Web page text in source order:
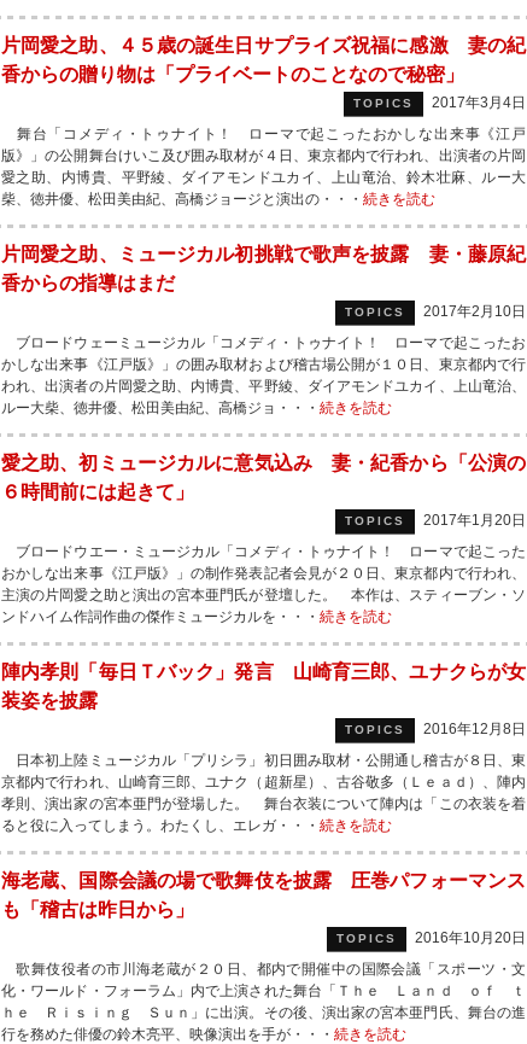
片岡愛之助、４５歳の誕生日サプライズ祝福に感激 妻の紀
香からの贈り物は「プライベートのことなので秘密」
TOPICS
2017年3月4日
舞台「コメディ・トゥナイト！ ローマで起こったおかしな出来事《江戸
版》」の公開舞台けいこ及び囲み取材が４日、東京都内で行われ、出演者の片岡
愛之助、内博貴、平野綾、ダイアモンドユカイ、上山竜治、鈴木壮麻、ルー大
柴、徳井優、松田美由紀、高橋ジョージと演出の・・・ 続きを読む
片岡愛之助、ミュージカル初挑戦で歌声を披露 妻・藤原紀
香からの指導はまだ
TOPICS
2017年2月10日
ブロードウェーミュージカル「コメディ・トゥナイト！ ローマで起こったお
かしな出来事《江戸版》」の囲み取材および稽古場公開が１０日、東京都内で行
われ、出演者の片岡愛之助、内博貴、平野綾、ダイアモンドユカイ、上山竜治、
ルー大柴、徳井優、松田美由紀、高橋ジョ・・・ 続きを読む
愛之助、初ミュージカルに意気込み 妻・紀香から「公演の
６時間前には起きて」
TOPICS
2017年1月20日
ブロードウエー・ミュージカル「コメディ・トゥナイト！ ローマで起こった
おかしな出来事《江戸版》」の制作発表記者会見が２０日、東京都内で行われ、
主演の片岡愛之助と演出の宮本亜門氏が登壇した。 本作は、スティーブン・ソ
ンドハイム作詞作曲の傑作ミュージカルを・・・ 続きを読む
陣内孝則「毎日Ｔバック」発言 山崎育三郎、ユナクらが女
装姿を披露
TOPICS
2016年12月8日
日本初上陸ミュージカル「プリシラ」初日囲み取材・公開通し稽古が８日、東
京都内で行われ、山崎育三郎、ユナク（超新星）、古谷敬多（Ｌｅａｄ）、陣内
孝則、演出家の宮本亜門が登場した。 舞台衣装について陣内は「この衣装を着
ると役に入ってしまう。わたくし、エレガ・・・ 続きを読む
海老蔵、国際会議の場で歌舞伎を披露 圧巻パフォーマンス
も「稽古は昨日から」
TOPICS
2016年10月20日
歌舞伎役者の市川海老蔵が２０日、都内で開催中の国際会議「スポーツ・文
化・ワールド・フォーラム」内で上演された舞台「Ｔｈｅ Ｌａｎｄ ｏｆ ｔ
ｈｅ Ｒｉｓｉｎｇ Ｓｕｎ」に出演。その後、演出家の宮本亜門氏、舞台の進
行を務めた俳優の鈴木亮平、映像演出を手が・・・ 続きを読む